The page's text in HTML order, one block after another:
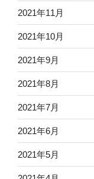
2021年11月
2021年10月
2021年9月
2021年8月
2021年7月
2021年6月
2021年5月